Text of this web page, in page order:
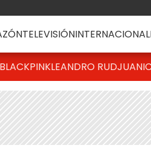
TELEVISIÓNINTERNACIONAL
BLACKPINKLEANDRO RUD